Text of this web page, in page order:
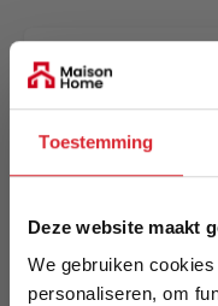
Toestemming
Deze website maakt
We gebruiken
personaliseren, om
Killian possesses
provides a
The intregrated
easy manageable
as the mattress